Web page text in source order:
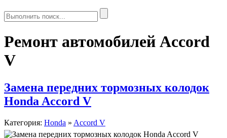
Ремонт автомобилей Accord
V
Замена передних тормозных колодок
Honda Accord V
Категория: Honda » Accord V